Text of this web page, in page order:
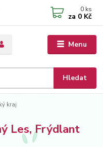
Menu
Hledat
0 ks
za 0 Kč
kraj
Les, Frýdlant